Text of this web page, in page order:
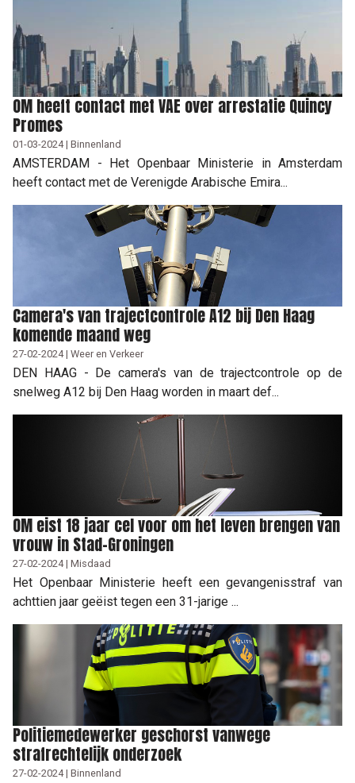
OM heeft contact met VAE over arrestatie Quincy
Promes
01-03-2024 | Binnenland
AMSTERDAM - Het Openbaar Ministerie in Amsterdam
heeft contact met de Verenigde Arabische Emira...
Camera's van trajectcontrole A12 bij Den Haag
komende maand weg
27-02-2024 | Weer en Verkeer
DEN HAAG - De camera's van de trajectcontrole op de
snelweg A12 bij Den Haag worden in maart def...
OM eist 18 jaar cel voor om het leven brengen van
vrouw in Stad-Groningen
27-02-2024 | Misdaad
Het Openbaar Ministerie heeft een gevangenisstraf van
achttien jaar geëist tegen een 31-jarige ...
Politiemedewerker geschorst vanwege
strafrechtelijk onderzoek
27-02-2024 | Binnenland